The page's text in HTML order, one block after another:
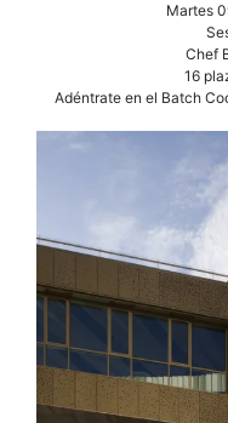
Martes
Chef
16
Adéntrate en el Batch